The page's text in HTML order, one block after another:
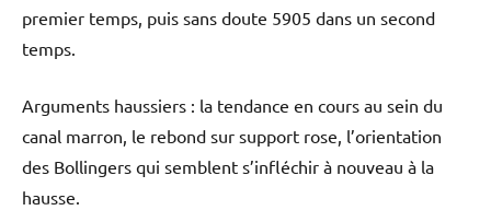
premier temps, puis sans doute 5905 dans un second
temps.
Arguments haussiers : la tendance en cours au sein du
canal marron, le rebond sur support rose, l’orientation
des Bollingers qui semblent s’infléchir à nouveau à la
hausse.